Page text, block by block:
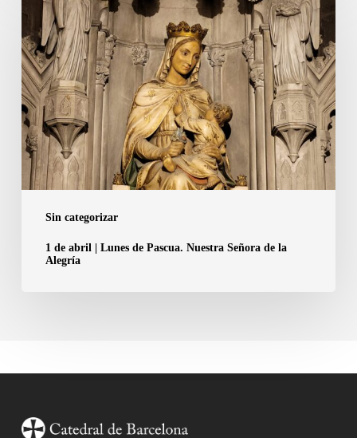
Sin categorizar
de
abril
|
Lunes
de
Pascua.
Nuestra
Señora
de
1 de abril | Lunes de Pascua. Nuestra Señora de la
Alegría